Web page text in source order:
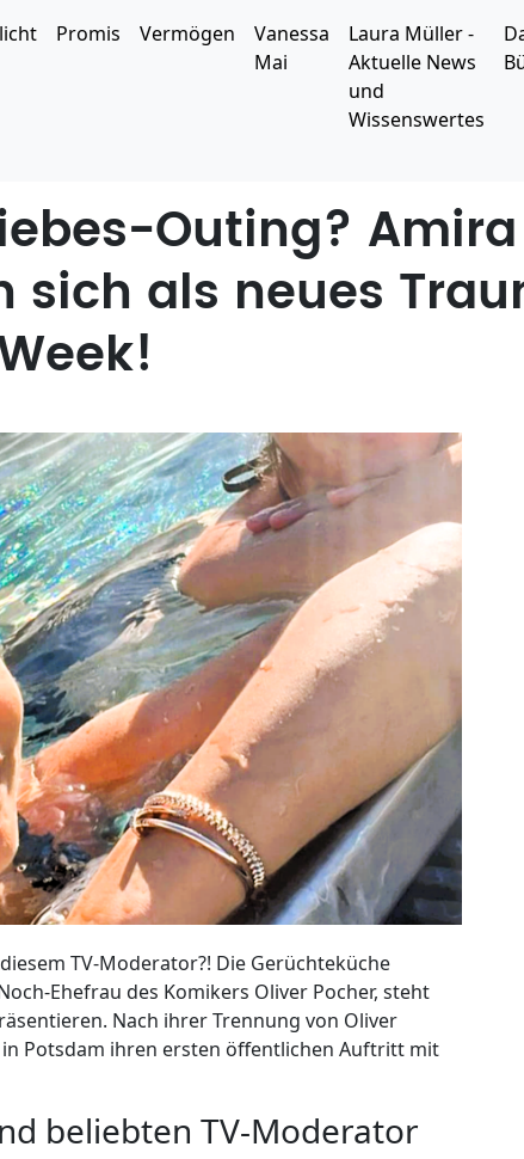
Promis Vermögen
Vanessa
Mai
Laura Müller -
Aktuelle News
und
Wissenswertes
Outing?
sich als neues
TV-Moderator?! Die Gerüchteküche
Ehefrau des Komikers Oliver Pocher, steht
Nach ihrer Trennung von Oliver
Potsdam ihren ersten öffentlichen Auftritt mit
beliebten TV-Moderator